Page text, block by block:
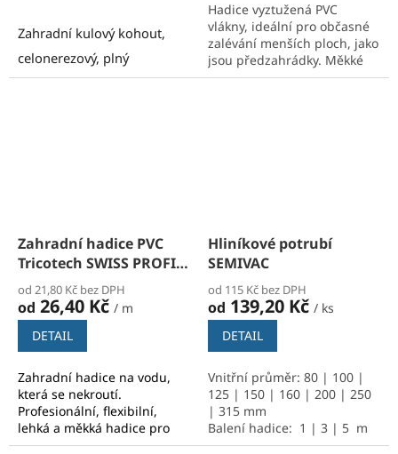
Zahradní kulový kohout,
celonerezový, plný
průtok,Jakost:1.4408
Hadice vyztužená PVC
vlákny, ideální pro občasné
zalévání menších ploch, jako
jsou předzahrádky. Měkké
provedení, doporučujeme
Zahradní hadice PVC
Tricotech SWISS PROFI
žlutá
od 21,80 Kč bez DPH
od 26,40 Kč / m
DETAIL
Zahradní hadice na vodu,
která se nekroutí.
Profesionální, flexibilní,
lehká a měkká hadice pro
průmysl i domácnost pro
Hliníkové potrubí
SEMIVAC
od 115 Kč bez DPH
od 139,20 Kč / ks
DETAIL
Vnitřní průměr: 80 | 100 |
125 | 150 | 160 | 200 | 250
| 315 mm
Balení hadice: 1 | 3 | 5 m